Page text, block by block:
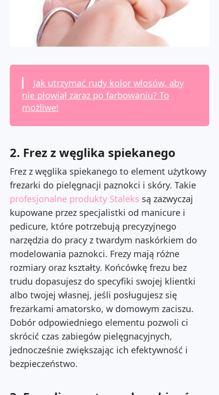
Jak utrzymać rudy kolor włosów, aby
nie płowiał zaraz po farbowaniu? To
możliwe!
2. Frez z węglika spiekanego
Frez z węglika spiekanego to element użytkowy
frezarki do pielęgnacji paznokci i skóry. Takie
profesjonalne produkty Staleks są zazwyczaj
kupowane przez specjalistki od manicure i
pedicure, które potrzebują precyzyjnego
narzędzia do pracy z twardym naskórkiem do
modelowania paznokci. Frezy mają różne
rozmiary oraz kształty. Końcówkę frezu bez
trudu dopasujesz do specyfiki swojej klientki
albo twojej własnej, jeśli posługujesz się
frezarkami amatorsko, w domowym zaciszu.
Dobór odpowiedniego elementu pozwoli ci
skrócić czas zabiegów pielęgnacyjnych,
jednocześnie zwiększając ich efektywność i
bezpieczeństwo.